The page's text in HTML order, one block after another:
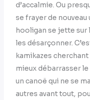
d’accalmie. Ou
se frayer de nouveau
hooligan se jette
les désarçonner.
kamikazes cherchant
mieux débarrasser le
un canoë qui ne se
autres avant tout,